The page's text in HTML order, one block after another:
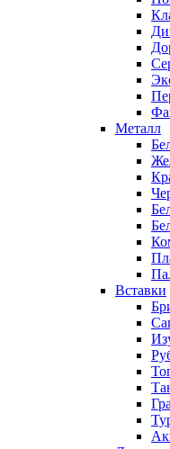
Металл
Вставки